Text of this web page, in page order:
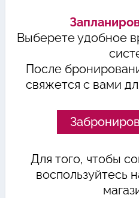
Выберете удобное
После
свяжется с вами
Для того, чтобы
воспользуйтесь